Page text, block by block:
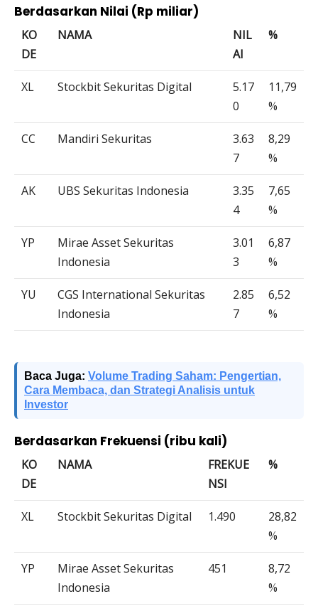
Berdasarkan Nilai (Rp miliar)
KO
DE
NAMA
NIL
AI
%
XL Stockbit Sekuritas Digital
5.17
0
11,79
%
CC Mandiri Sekuritas
3.63
7
8,29
%
AK UBS Sekuritas Indonesia
3.35
4
7,65
%
YP
Mirae Asset Sekuritas
Indonesia
3.01
3
6,87
%
YU
CGS International Sekuritas
Indonesia
2.85
7
6,52
%
Baca Juga: Volume Trading Saham: Pengertian,
Cara Membaca, dan Strategi Analisis untuk
Investor
Berdasarkan Frekuensi (ribu kali)
KO
DE
NAMA
FREKUE
NSI
%
XL Stockbit Sekuritas Digital 1.490
28,82
%
YP
Mirae Asset Sekuritas
Indonesia
451
8,72
%